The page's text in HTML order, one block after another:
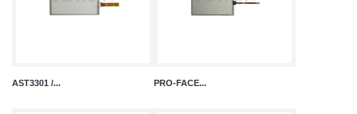
AST3301 /... PRO-FACE...